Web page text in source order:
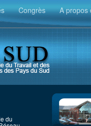
Congrès A propos
du